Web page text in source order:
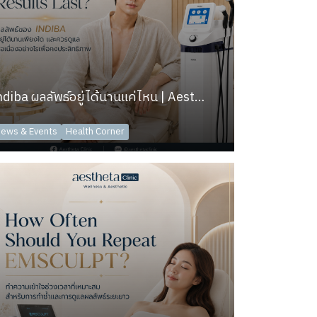
Indiba ผลลัพธ์อยู่ได้นานแค่ไหน | Aesthetaclinic
& Events Health Corner